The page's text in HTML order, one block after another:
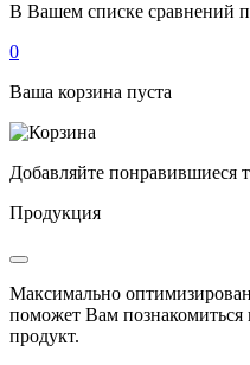
В Вашем списке сравнений
0
Ваша корзина пуста
Добавляйте понравившиеся
Продукция
Максимально
поможет Вам
продукт.